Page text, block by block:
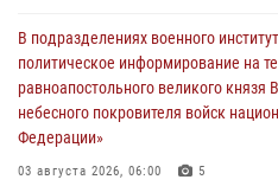
В подразделениях военного
политическое информирование на
равноапостольного великого князя
небесного покровителя войск
Федерации»
03 августа 2026, 06:00 5